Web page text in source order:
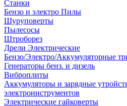
Станки
Бензо и электро Пилы
Шуруповерты
Пылесосы
Штроборез
Дрели Электрические
Бензо/Электро/Аккумуляторные
Генераторы бенз. и дизель
Виброплиты
Аккумуляторы и зарядные
электроинструментов
Электрические гайковерты